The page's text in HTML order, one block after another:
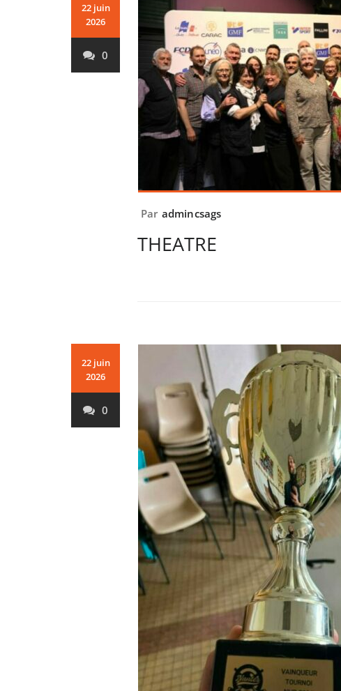
22 juin
2026
0
Par admincsags
THEATRE
22 juin
2026
0